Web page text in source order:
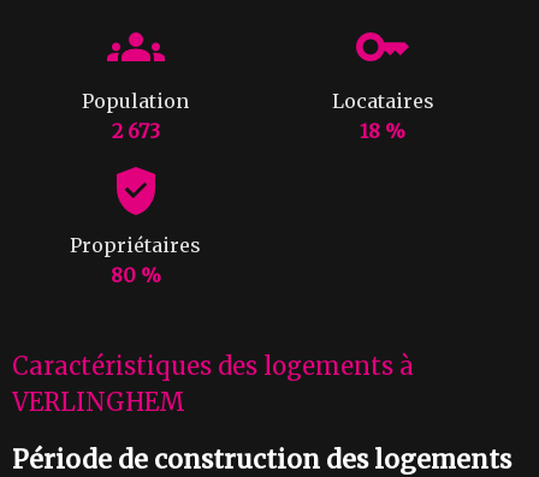
Population
2 673
Locataires
18 %
Propriétaires
80 %
Caractéristiques des logements à
VERLINGHEM
Période de construction des logements